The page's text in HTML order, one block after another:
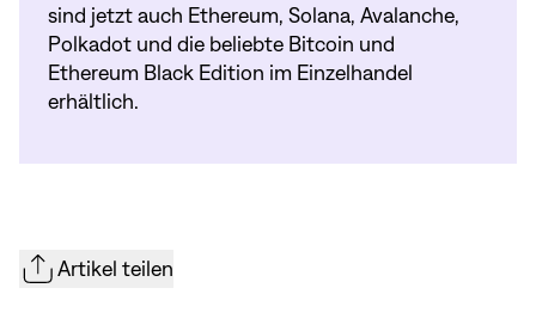
sind jetzt auch Ethereum, Solana, Avalanche,
Polkadot und die beliebte Bitcoin und
Ethereum Black Edition im Einzelhandel
erhältlich.
Artikel teilen